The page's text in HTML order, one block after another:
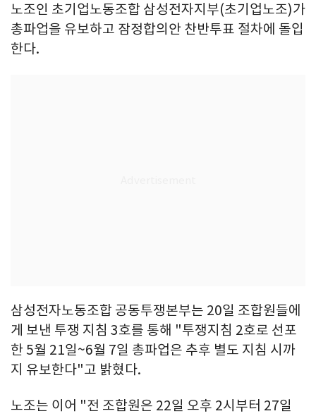
노조인 초기업노동조합 삼성전자지부(초기업노조)가
총파업을 유보하고 잠정합의안 찬반투표 절차에 돌입
한다.
삼성전자노동조합 공동투쟁본부는 20일 조합원들에
게 보낸 투쟁 지침 3호를 통해 "투쟁지침 2호로 선포
한 5월 21일~6월 7일 총파업은 추후 별도 지침 시까
지 유보한다"고 밝혔다.
노조는 이어 "전 조합원은 22일 오후 2시부터 27일